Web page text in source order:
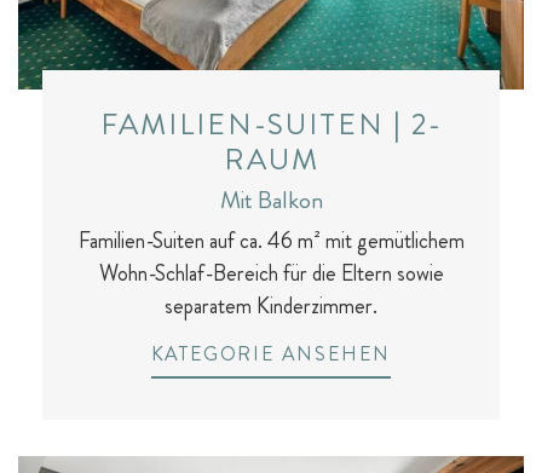
FAMILIEN-SUITEN | 2-
RAUM
Mit Balkon
Familien-Suiten auf ca. 46 m² mit gemütlichem
Wohn-Schlaf-Bereich für die Eltern sowie
separatem Kinderzimmer.
KATEGORIE ANSEHEN